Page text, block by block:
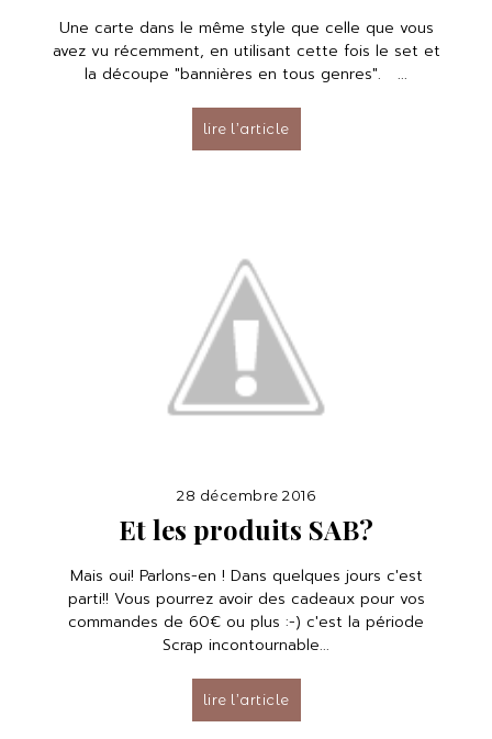
Une carte dans le même style que celle que vous
avez vu récemment, en utilisant cette fois le set et
la découpe "bannières en tous genres". ...
lire l’article
28 décembre 2016
Et les produits SAB?
Mais oui! Parlons-en ! Dans quelques jours c'est
parti!! Vous pourrez avoir des cadeaux pour vos
commandes de 60€ ou plus :-) c'est la période
Scrap incontournable...
lire l’article